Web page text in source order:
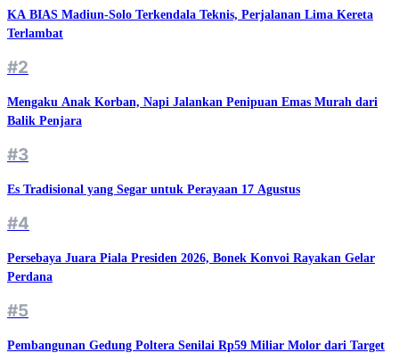
KA BIAS Madiun-Solo Terkendala Teknis, Perjalanan Lima Kereta
Terlambat
#2
Mengaku Anak Korban, Napi Jalankan Penipuan Emas Murah dari
Balik Penjara
#3
Es Tradisional yang Segar untuk Perayaan 17 Agustus
#4
Persebaya Juara Piala Presiden 2026, Bonek Konvoi Rayakan Gelar
Perdana
#5
Pembangunan Gedung Poltera Senilai Rp59 Miliar Molor dari Target